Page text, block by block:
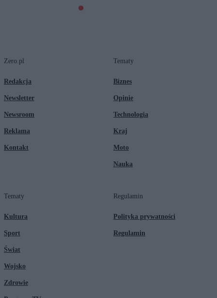
Zero.pl
Redakcja
Newsletter
Newsroom
Reklama
Kontakt
Tematy
Biznes
Opinie
Technologia
Kraj
Moto
Nauka
Tematy
Kultura
Sport
Świat
Wojsko
Zdrowie
Regulamin
Polityka prywatności
Regulamin